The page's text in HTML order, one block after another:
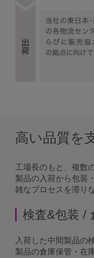
高い品質を
工場長のもと、複数
製品の入荷から包装
雑なプロセスを滞り
検査&包装 /
入荷した中間製品の
製品の倉庫保管・在